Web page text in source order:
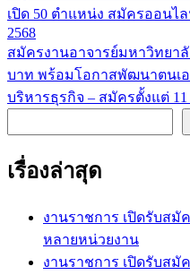
เปิด 50 ตำแหน่ง สมัครออนไล
2568
สมัครงานอาจารย์มหาวิทยาลั
บาท พร้อมโอกาสพัฒนาตนเอ
บริหารธุรกิจ – สมัครตั้งแต่ 11
เรื่องล่าสุด
งานราชการ เปิดรับสมั
หลายหน่วยงาน
งานราชการ เปิดรับสมั